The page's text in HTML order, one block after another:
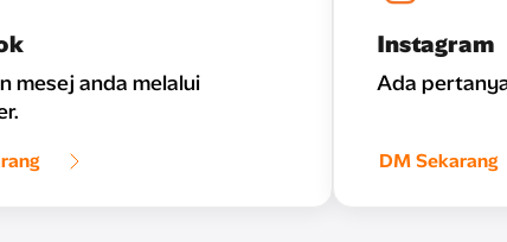
mesej anda melalui
Instagram
Ada
DM Sekarang